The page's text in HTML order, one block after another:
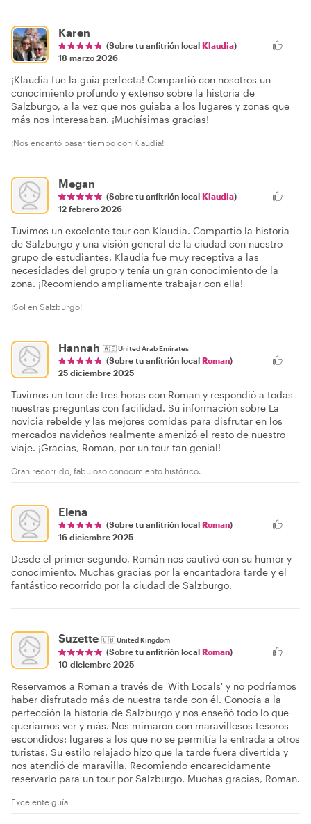
Karen
(Sobre tu anfitrión local Klaudia)
18 marzo 2026
¡Klaudia fue la guía perfecta! Compartió con nosotros un
conocimiento profundo y extenso sobre la historia de
Salzburgo, a la vez que nos guiaba a los lugares y zonas que
más nos interesaban. ¡Muchísimas gracias!
¡Nos encantó pasar tiempo con Klaudia!
Megan
(Sobre tu anfitrión local Klaudia)
12 febrero 2026
Tuvimos un excelente tour con Klaudia. Compartió la historia
de Salzburgo y una visión general de la ciudad con nuestro
grupo de estudiantes. Klaudia fue muy receptiva a las
necesidades del grupo y tenía un gran conocimiento de la
zona. ¡Recomiendo ampliamente trabajar con ella!
¡Sol en Salzburgo!
Hannah 🇦🇪United Arab Emirates
(Sobre tu anfitrión local Roman)
25 diciembre 2025
Tuvimos un tour de tres horas con Roman y respondió a todas
nuestras preguntas con facilidad. Su información sobre La
novicia rebelde y las mejores comidas para disfrutar en los
mercados navideños realmente amenizó el resto de nuestro
viaje. ¡Gracias, Roman, por un tour tan genial!
Gran recorrido, fabuloso conocimiento histórico.
Elena
(Sobre tu anfitrión local Roman)
16 diciembre 2025
Desde el primer segundo, Román nos cautivó con su humor y
conocimiento. Muchas gracias por la encantadora tarde y el
fantástico recorrido por la ciudad de Salzburgo.
Suzette 🇬🇧United Kingdom
(Sobre tu anfitrión local Roman)
10 diciembre 2025
Reservamos a Roman a través de 'With Locals' y no podríamos
haber disfrutado más de nuestra tarde con él. Conocía a la
perfección la historia de Salzburgo y nos enseñó todo lo que
queríamos ver y más. Nos mimaron con maravillosos tesoros
escondidos: lugares a los que no se permitía la entrada a otros
turistas. Su estilo relajado hizo que la tarde fuera divertida y
nos atendió de maravilla. Recomiendo encarecidamente
reservarlo para un tour por Salzburgo. Muchas gracias, Roman.
Excelente guía